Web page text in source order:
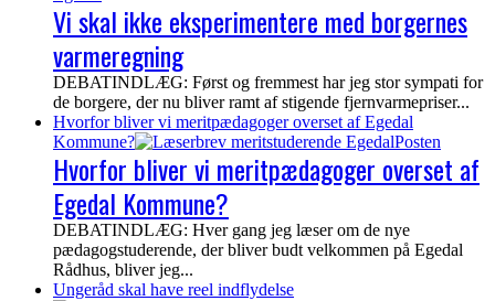
Vi skal ikke eksperimentere med borgernes
varmeregning
DEBATINDLÆG: Først og fremmest har jeg stor sympati for
de borgere, der nu bliver ramt af stigende fjernvarmepriser...
Hvorfor bliver vi meritpædagoger overset af Egedal
Kommune?
Hvorfor bliver vi meritpædagoger overset af
Egedal Kommune?
DEBATINDLÆG: Hver gang jeg læser om de nye
pædagogstuderende, der bliver budt velkommen på Egedal
Rådhus, bliver jeg...
Ungeråd skal have reel indflydelse